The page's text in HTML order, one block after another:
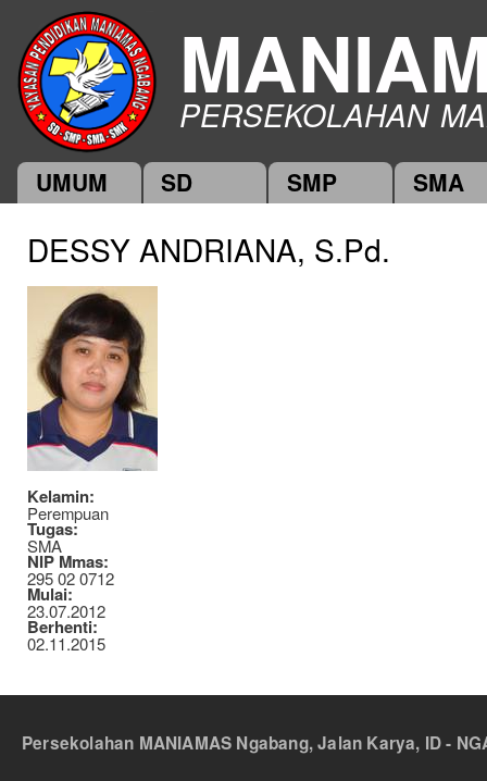
PERSEKOLAHAN
Main menu
UMUM SD SMP SMA
DESSY ANDRIANA, S.Pd.
Kelamin:
Perempuan
Tugas:
SMA
NIP Mmas:
295 02 0712
Mulai:
23.07.2012
Berhenti:
02.11.2015
Persekolahan MANIAMAS Ngabang, Jalan Karya, ID -